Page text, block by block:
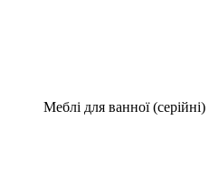
Меблі для ванної (серійні)